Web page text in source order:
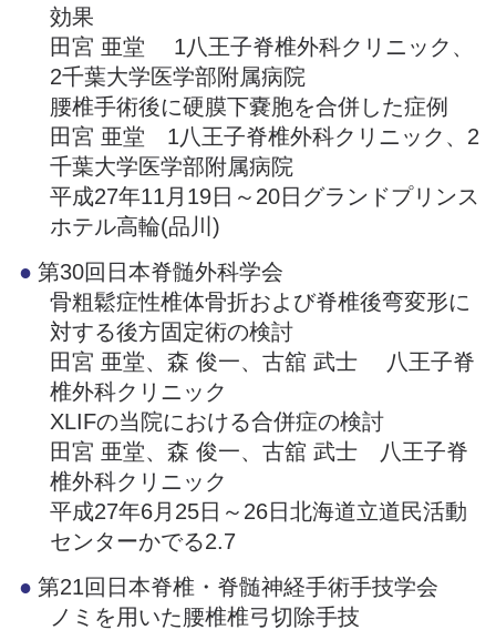
効果
田宮 亜堂 1八王子脊椎外科クリニック、
2千葉大学医学部附属病院
腰椎手術後に硬膜下嚢胞を合併した症例
田宮 亜堂 1八王子脊椎外科クリニック、2
千葉大学医学部附属病院
平成27年11月19日～20日グランドプリンス
ホテル高輪(品川)
第30回日本脊髄外科学会
骨粗鬆症性椎体骨折および脊椎後弯変形に
対する後方固定術の検討
田宮 亜堂、森 俊一、古舘 武士 八王子脊
椎外科クリニック
XLIFの当院における合併症の検討
田宮 亜堂、森 俊一、古舘 武士 八王子脊
椎外科クリニック
平成27年6月25日～26日北海道立道民活動
センターかでる2.7
第21回日本脊椎・脊髄神経手術手技学会
ノミを用いた腰椎椎弓切除手技